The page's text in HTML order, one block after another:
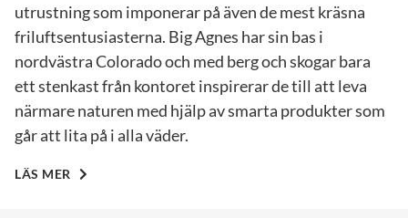
utrustning som imponerar på även de mest kräsna
friluftsentusiasterna. Big Agnes har sin bas i
nordvästra Colorado och med berg och skogar bara
ett stenkast från kontoret inspirerar de till att leva
närmare naturen med hjälp av smarta produkter som
går att lita på i alla väder.
LÄS MER